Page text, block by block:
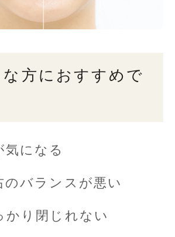
方におすすめで
気になる
のバランスが悪い
かり閉じれない